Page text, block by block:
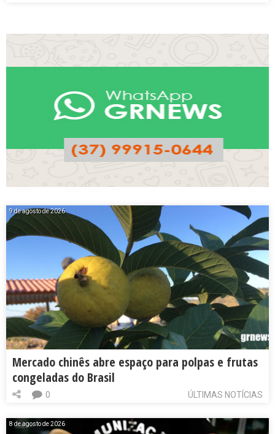
9 de agosto de 2026
Mercado chinês abre espaço para polpas e frutas
congeladas do Brasil
ÚLTIMAS NOTÍCIAS
0
8 de agosto de 2026